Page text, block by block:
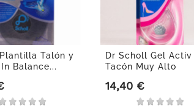
Talón y
Balance...
Dr Scholl Gel Activ
Tacón Muy Alto
Precio
14,40 €